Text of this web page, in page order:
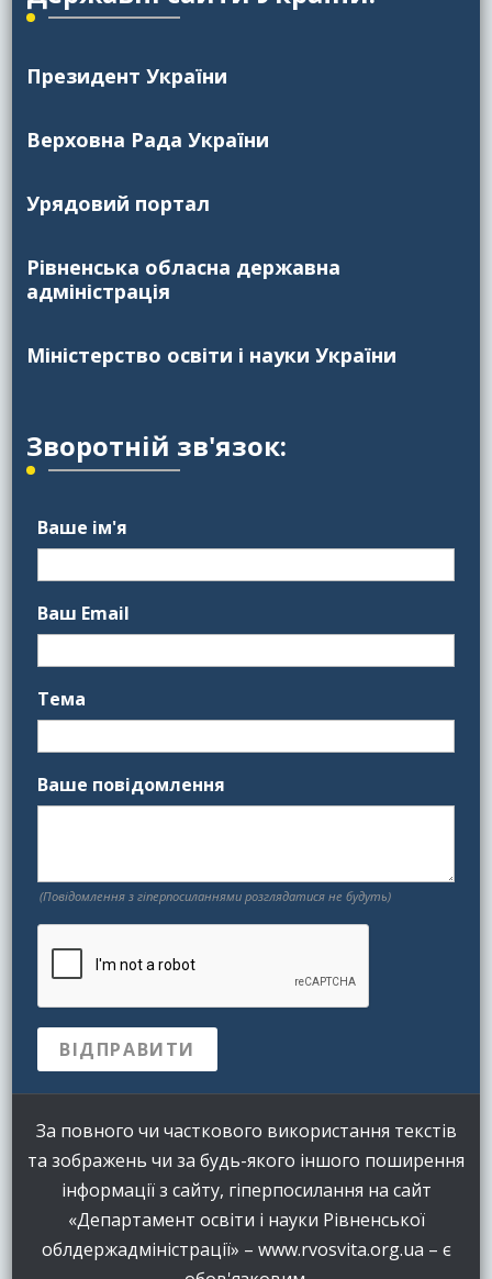
Президент України
Верховна Рада України
Урядовий портал
Рівненська обласна державна
адміністрація
Міністерство освіти і науки України
Зворотній зв'язок:
Ваше ім'я
Ваш Email
Тема
Ваше повідомлення
(Повідомлення з гіперпосиланнями розглядатися не будуть)
За повного чи часткового використання текстів
та зображень чи за будь-якого іншого поширення
інформації з сайту, гіперпосилання на сайт
«Департамент освіти і науки Рівненської
облдержадміністрації» – www.rvosvita.org.ua – є